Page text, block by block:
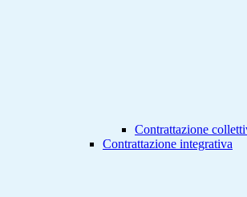
Contrattazione
Contrattazione integrativa